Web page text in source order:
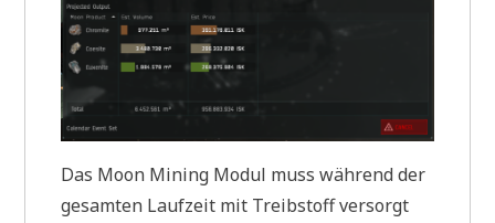
Das Moon Mining Modul muss während der
gesamten Laufzeit mit Treibstoff versorgt